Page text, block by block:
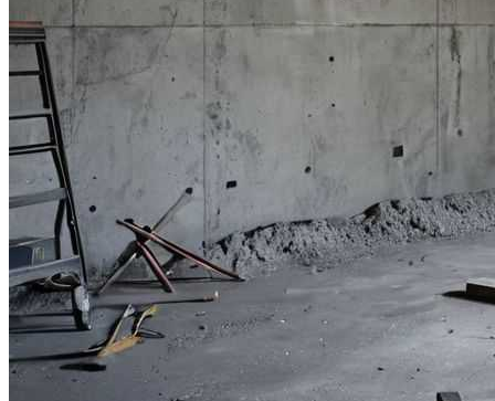
5 Кусочков В День. Врач Рассказала,
Почему Не Стоит Отказываться От
Хлеба
Межкомнатные Ламинированные
Двери